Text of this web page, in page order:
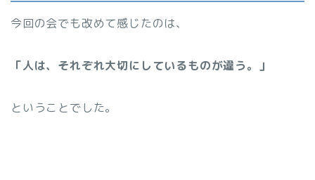
今回の会でも改めて感じたのは、
「人は、それぞれ大切にしているものが違う。」
ということでした。